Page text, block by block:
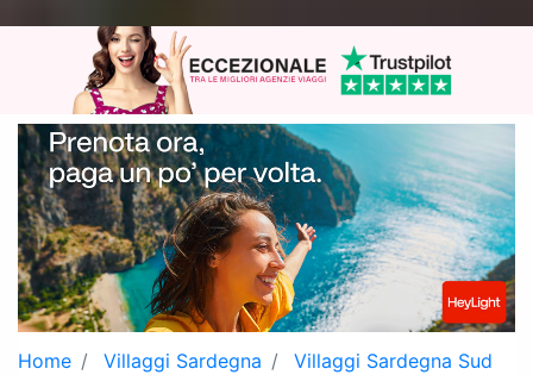
Home Villaggi Sardegna
Villaggi Sardegna Sud